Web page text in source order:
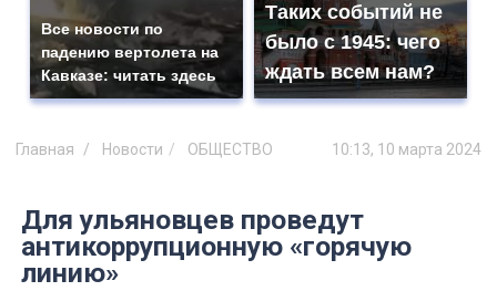
Все новости по
падению вертолета на
Кавказе: читать здесь
Таких событий не
было с 1945: чего
ждать всем нам?
Главная Новости ОБЩЕСТВО 10:13, 10 марта 2024
Для ульяновцев проведут
антикоррупционную «горячую
линию»